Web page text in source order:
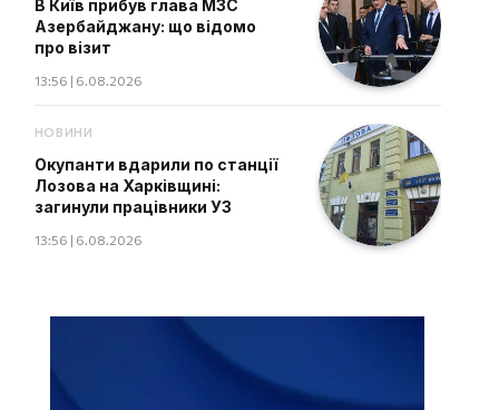
В Київ прибув глава МЗС
Азербайджану: що відомо
про візит
13:56 | 6.08.2026
НОВИНИ
Окупанти вдарили по станції
Лозова на Харківщині:
загинули працівники УЗ
13:56 | 6.08.2026